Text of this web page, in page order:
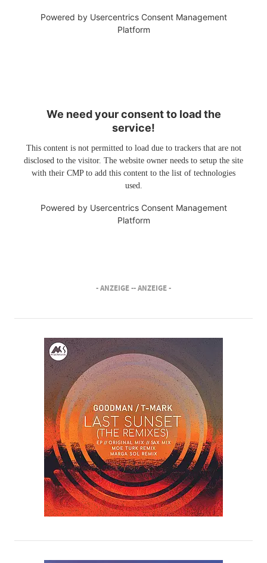
Powered by Usercentrics Consent Management
Platform
We need your consent to load the
service!
This content is not permitted to load due to trackers that are not
disclosed to the visitor. The website owner needs to setup the site
with their CMP to add this content to the list of technologies
used.
Powered by Usercentrics Consent Management
Platform
- ANZEIGE -- ANZEIGE -